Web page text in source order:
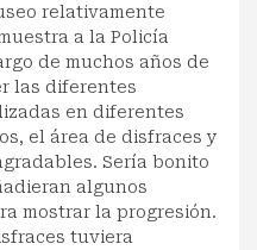
relativamente
a la Policía
de muchos años de
las diferentes
en diferentes
el área de disfraces y
Sería bonito
algunos
mostrar la progresión.
tuviera